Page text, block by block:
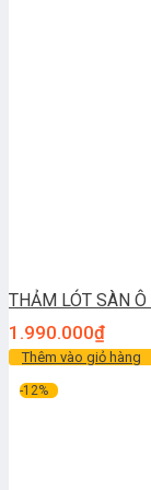
THẢM LÓT SÀN Ô
1.990.000₫
Thêm vào giỏ hàng
-12%